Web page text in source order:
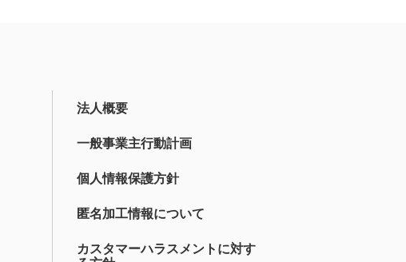
法人概要
一般事業主行動計画
個人情報保護方針
匿名加工情報について
カスタマーハラスメントに対す